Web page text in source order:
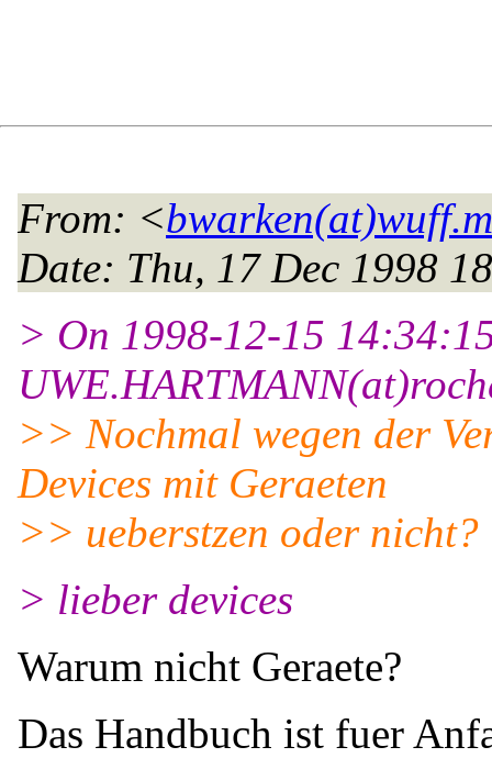
From: <
Date: Thu, 17 Dec 1998
> On 1998-12-15
>> Nochmal wegen der
Devices mit Geraeten
>> ueberstzen oder nicht?
> lieber devices
Warum nicht Geraete?
Das Handbuch ist fuer